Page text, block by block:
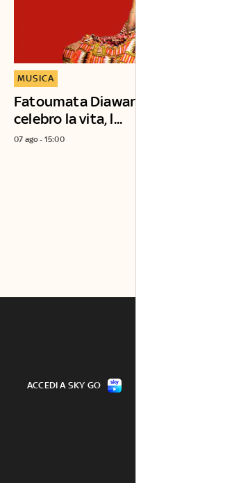
Fatoumata Diawara: "In concerto
celebro la vita, l...
MUSICA
07 ago - 15:00
ACCEDI A SKY GO